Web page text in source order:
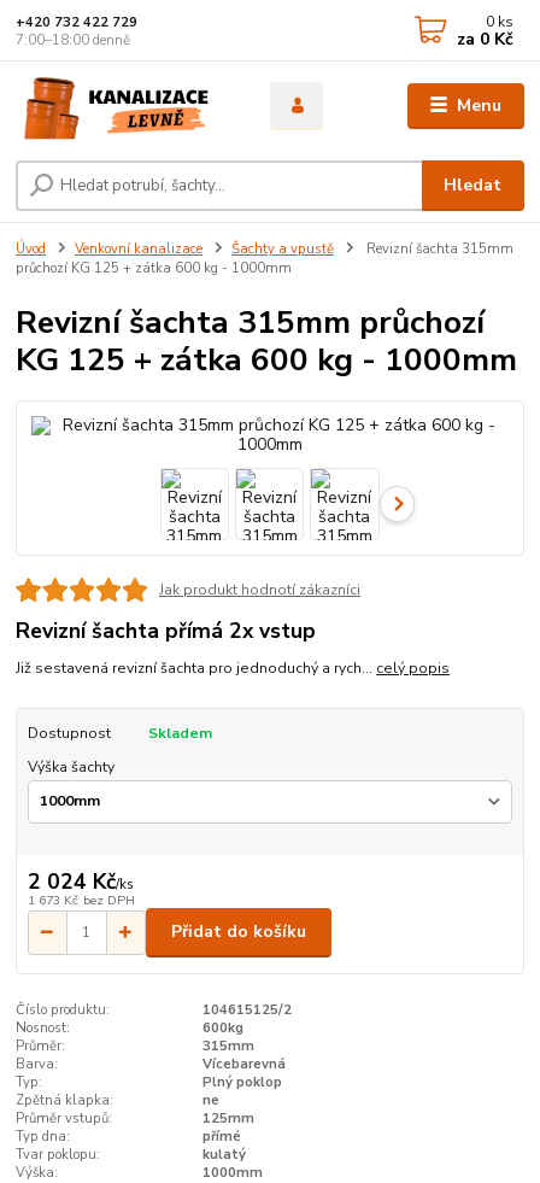
Menu
Hledat
+420 732 422 729
7:00–18:00 denně
0 ks
za 0 Kč
Úvod Venkovní kanalizace Šachty a vpustě
Revizní šachta 315mm
průchozí KG 125 + zátka 600 kg - 1000mm
Revizní šachta 315mm průchozí
KG 125 + zátka 600 kg - 1000mm
Jak produkt hodnotí zákazníci
Revizní šachta přímá 2x vstup
Již sestavená revizní šachta pro jednoduchý a rych... celý popis
Dostupnost
Skladem
Výška šachty
2 024 Kč/ks
1 673 Kč bez DPH
Přidat do košíku
Číslo produktu:
104615125/2
Nosnost:
600kg
Průměr:
315mm
Barva:
Vícebarevná
Typ:
Plný poklop
Zpětná klapka:
ne
Průměr vstupů:
125mm
Typ dna:
přímé
Tvar poklopu:
kulatý
Výška:
1000mm